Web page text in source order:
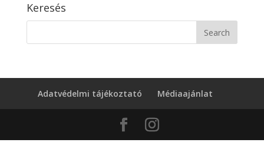
Keresés
Adatvédelmi tájékoztató Médiaajánlat